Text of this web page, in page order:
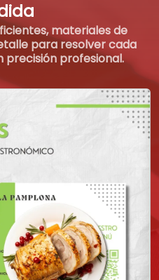
materiales de
para resolver cada
precisión profesional.